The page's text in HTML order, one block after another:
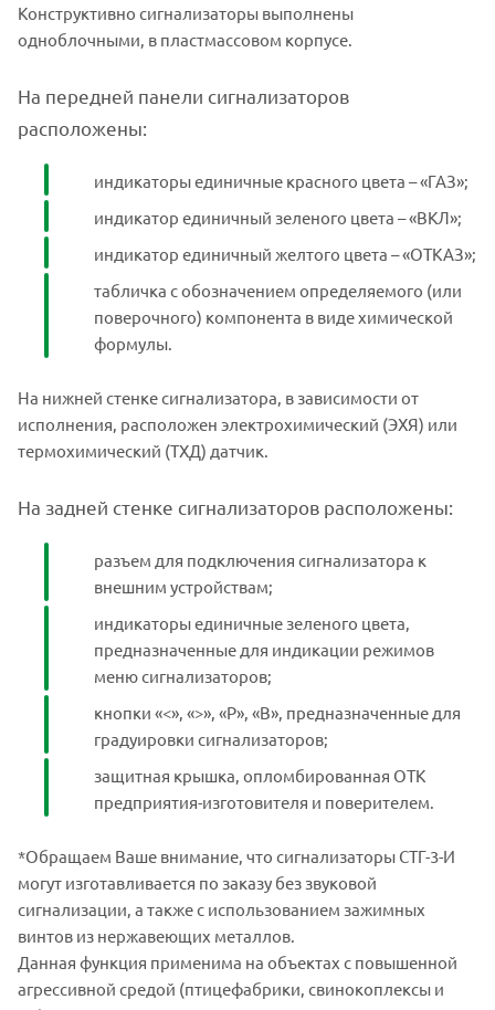
Конструктивно сигнализаторы выполнены
одноблочными, в пластмассовом корпусе.
На передней панели сигнализаторов
расположены:
индикаторы единичные красного цвета – «ГАЗ»;
индикатор единичный зеленого цвета – «ВКЛ»;
индикатор единичный желтого цвета – «ОТКАЗ»;
табличка с обозначением определяемого (или
поверочного) компонента в виде химической
формулы.
На нижней стенке сигнализатора, в зависимости от
исполнения, расположен электрохимический (ЭХЯ) или
термохимический (ТХД) датчик.
На задней стенке сигнализаторов расположены:
разъем для подключения сигнализатора к
внешним устройствам;
индикаторы единичные зеленого цвета,
предназначенные для индикации режимов
меню сигнализаторов;
кнопки «<», «>», «Р», «В», предназначенные для
градуировки сигнализаторов;
защитная крышка, опломбированная ОТК
предприятия-изготовителя и поверителем.
*Обращаем Ваше внимание, что сигнализаторы СТГ-3-И
могут изготавливается по заказу без звуковой
сигнализации, а также с использованием зажимных
винтов из нержавеющих металлов.
Данная функция применима на объектах с повышенной
агрессивной средой (птицефабрики, свинокоплексы и